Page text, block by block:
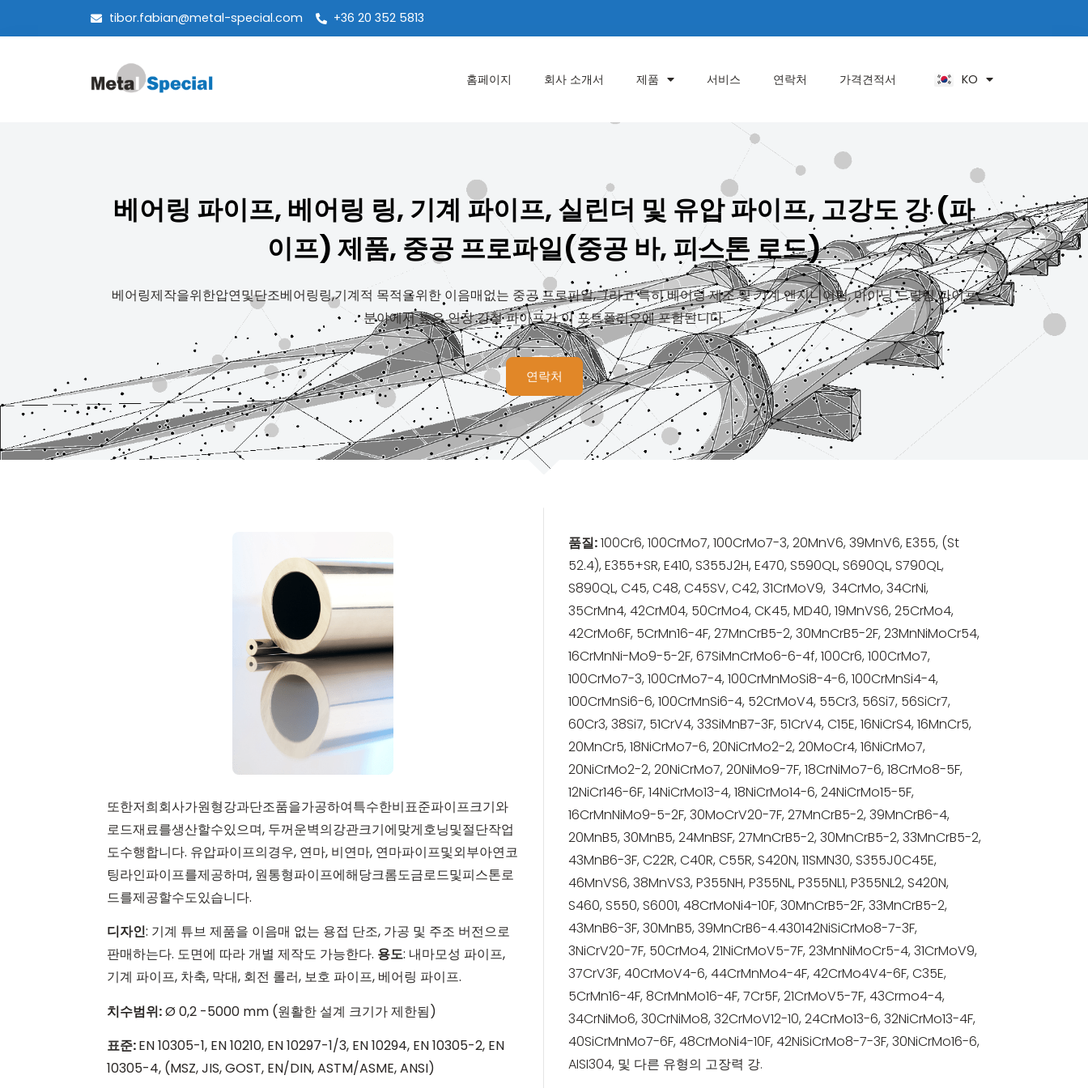
tibor.fabian@metal-special.com +36 20 352 5813
홈페이지 회사 소개서 제품 서비스 연락처 가격견적서 KO
AR
베어링 파이프, 베어링 링, 기계 파이프, 실린더 및 유압 파이프, 고강도 강 (파
이프) 제품, 중공 프로파일(중공 바, 피스톤 로드)
베어링제작을위한압연및단조베어링링,기계적 목적을위한 이음매없는 중공 프로파일,그리고 특히 베어링 제조 및 기계 엔지니어링, 마이닝 드릴링 파이프
분야에서 높은 인장 강철 파이프가 이 포트폴리오에 포함된니다.
연락처
또한저희회사가원형강과단조품을가공하여특수한비표준파이프크기와
로드재료를생산할수있으며, 두꺼운벽의강관크기에맞게호닝및절단작업
도수행합니다. 유압파이프의경우, 연마, 비연마, 연마파이프및외부아연코
팅라인파이프를제공하며, 원통형파이프에해당크롬도금로드및피스톤로
드를제공할수도있습니다.
디자인: 기계 튜브 제품을 이음매 없는 용접 단조, 가공 및 주조 버전으로
판매하는다. 도면에 따라 개별 제작도 가능한다. 용도: 내마모성 파이프,
기계 파이프, 차축, 막대, 회전 롤러, 보호 파이프, 베어링 파이프.
치수범위:Ø 0,2 -5000 mm (원활한 설계 크기가 제한됨)
표준:EN 10305-1, EN 10210, EN 10297-1/3, EN 10294, EN 10305-2, EN
10305-4, (MSZ, JIS, GOST, EN/DIN, ASTM/ASME, ANSI)
품질:100Cr6, 100CrMo7, 100CrMo7-3, 20MnV6, 39MnV6, E355, (St
52.4), E355+SR, E410, S355J2H, E470, S590QL, S690QL, S790QL,
S890QL, C45, C48, C45SV, C42, 31CrMoV9, 34CrMo, 34CrNi,
35CrMn4, 42CrM04, 50CrMo4, CK45, MD40, 19MnVS6, 25CrMo4,
42CrMo6F, 5CrMn16-4F, 27MnCrB5-2, 30MnCrB5-2F, 23MnNiMoCr54,
16CrMnNi-Mo9-5-2F, 67SiMnCrMo6-6-4f, 100Cr6, 100CrMo7,
100CrMo7-3, 100CrMo7-4, 100CrMnMoSi8-4-6, 100CrMnSi4-4,
100CrMnSi6-6, 100CrMnSi6-4, 52CrMoV4, 55Cr3, 56Si7, 56SiCr7,
60Cr3, 38Si7, 51CrV4, 33SiMnB7-3F, 51CrV4, C15E, 16NiCrS4, 16MnCr5,
20MnCr5, 18NiCrMo7-6, 20NiCrMo2-2, 20MoCr4, 16NiCrMo7,
20NiCrMo2-2, 20NiCrMo7, 20NiMo9-7F, 18CrNiMo7-6, 18CrMo8-5F,
12NiCr146-6F, 14NiCrMo13-4, 18NiCrMo14-6, 24NiCrMo15-5F,
16CrMnNiMo9-5-2F, 30MoCrV20-7F, 27MnCrB5-2, 39MnCrB6-4,
20MnB5, 30MnB5, 24MnBSF, 27MnCrB5-2, 30MnCrB5-2, 33MnCrB5-2,
43MnB6-3F, C22R, C40R, C55R, S420N, 11SMN30, S355J0C45E,
46MnVS6, 38MnVS3, P355NH, P355NL, P355NL1, P355NL2, S420N,
S460, S550, S6001, 48CrMoNi4-10F, 30MnCrB5-2F, 33MnCrB5-2,
43MnB6-3F, 30MnB5, 39MnCrB6-4.430142NiSiCrMo8-7-3F,
3NiCrV20-7F, 50CrMo4, 21NiCrMoV5-7F, 23MnNiMoCr5-4, 31CrMoV9,
37CrV3F, 40CrMoV4-6, 44CrMnMo4-4F, 42CrMo4V4-6F, C35E,
5CrMn16-4F, 8CrMnMo16-4F, 7Cr5F, 21CrMoV5-7F, 43Crmo4-4,
34CrNiMo6, 30CrNiMo8, 32CrMoV12-10, 24CrMo13-6, 32NiCrMo13-4F,
40SiCrMnMo7-6F, 48CrMoNi4-10F, 42NiSiCrMo8-7-3F, 30NiCrMo16-6,
AISI304, 및 다른 유형의 고장력 강.